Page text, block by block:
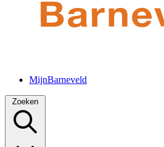
MijnBarneveld
Zoeken